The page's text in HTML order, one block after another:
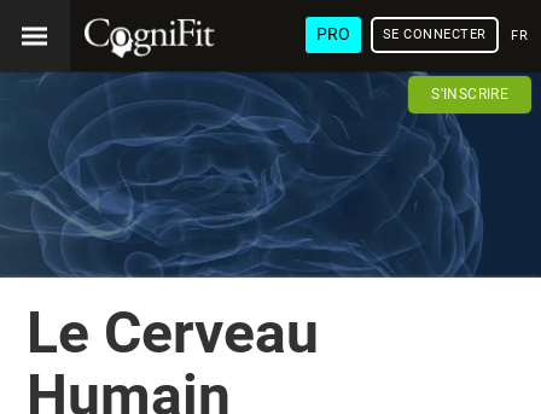
PRO SE CONNECTER
S'INSCRIRE
Le Cerveau
Humain